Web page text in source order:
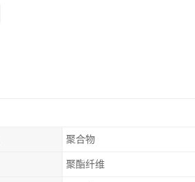
聚合物
聚酯纤维